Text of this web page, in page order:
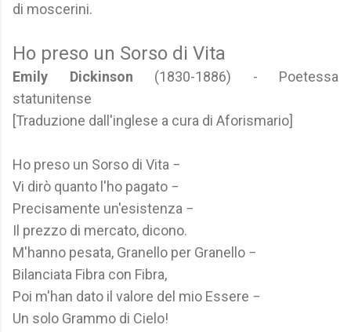
di moscerini.
Ho preso un Sorso di Vita
Emily Dickinson (1830-1886) - Poetessa
statunitense
[Traduzione dall'inglese a cura di Aforismario]
Ho preso un Sorso di Vita −
Vi dirò quanto l'ho pagato −
Precisamente un'esistenza −
Il prezzo di mercato, dicono.
M'hanno pesata, Granello per Granello −
Bilanciata Fibra con Fibra,
Poi m'han dato il valore del mio Essere −
Un solo Grammo di Cielo!